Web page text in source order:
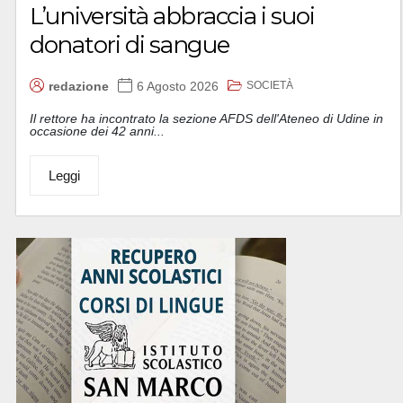
L’università abbraccia i suoi
donatori di sangue
redazione 6 Agosto 2026 SOCIETÀ
Il rettore ha incontrato la sezione AFDS dell'Ateneo di Udine in
occasione dei 42 anni...
Leggi